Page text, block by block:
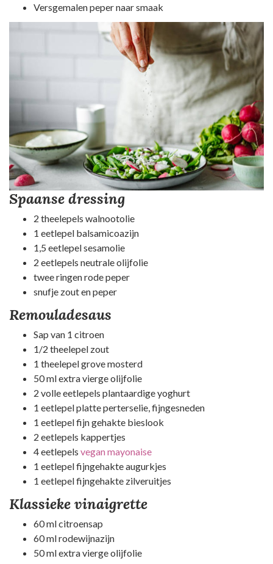
Versgemalen peper naar smaak
Spaanse dressing
2 theelepels walnootolie
1 eetlepel balsamicoazijn
1,5 eetlepel sesamolie
2 eetlepels neutrale olijfolie
twee ringen rode peper
snufje zout en peper
Remouladesaus
Sap van 1 citroen
1/2 theelepel zout
1 theelepel grove mosterd
50 ml extra vierge olijfolie
2 volle eetlepels plantaardige yoghurt
1 eetlepel platte perterselie, fijngesneden
1 eetlepel fijn gehakte bieslook
2 eetlepels kappertjes
4 eetlepels vegan mayonaise
1 eetlepel fijngehakte augurkjes
1 eetlepel fijngehakte zilveruitjes
Klassieke vinaigrette
60 ml citroensap
60 ml rodewijnazijn
50 ml extra vierge olijfolie